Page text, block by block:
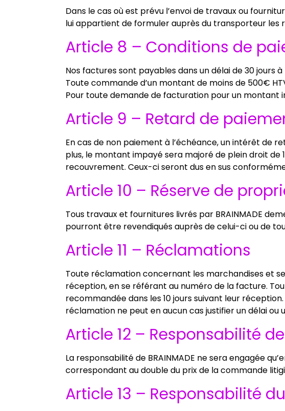
Dans le cas où est prévu l’envoi de travaux ou
lui appartient de formuler auprès du transporteur les
Article 8 – Conditions de
Nos factures sont payables dans un délai de 30
Toute commande d’un montant de moins de 500€
Pour toute demande de facturation pour un montant
Article 9 – Retard de
En cas de non paiement à l’échéance, un intérêt de
plus, le montant impayé sera majoré de plein droit
recouvrement. Ceux-ci seront dus en sus
Article 10 – Réserve de
Tous travaux et fournitures livrés par BRAINMADE
pourront être revendiqués auprès de celui-ci ou de
Article 11 – Réclamations
Toute réclamation concernant les marchandises et
réception, en se référant au numéro de la facture.
recommandée dans les 10 jours suivant leur
réclamation ne peut en aucun cas justifier un délai ou
Article 12 – Responsabilité de
La responsabilité de BRAINMADE ne sera engagée
correspondant au double du prix de la commande
Article 13 – Responsabilité